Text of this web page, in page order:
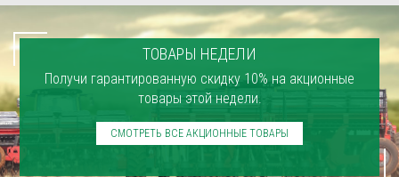
ТОВАРЫ НЕДЕЛИ
Получи гарантированную скидку 10% на акционные
товары этой недели.
СМОТРЕТЬ ВСЕ АКЦИОННЫЕ ТОВАРЫ